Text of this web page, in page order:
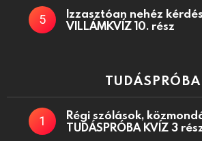
Izzasztóan nehéz
VILLÁMKVÍZ 10. rész
TUDÁSPRÓBA
Régi szólások,
TUDÁSPRÓBA KVÍZ 3